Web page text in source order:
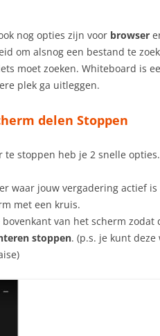
nog opties zijn voor browser
om alsnog een bestand te
moet zoeken. Whiteboard is
plek ga uitleggen.
delen Stoppen
te stoppen heb je 2 snelle opties.
waar jouw vergadering actief
met een kruis.
van het scherm zodat
stoppen. (p.s. je kunt deze